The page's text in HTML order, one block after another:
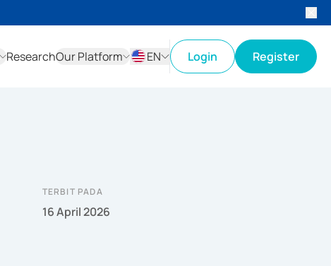
ResearchOur Platform
EN
Login Register
TERBIT PADA
16 April 2026